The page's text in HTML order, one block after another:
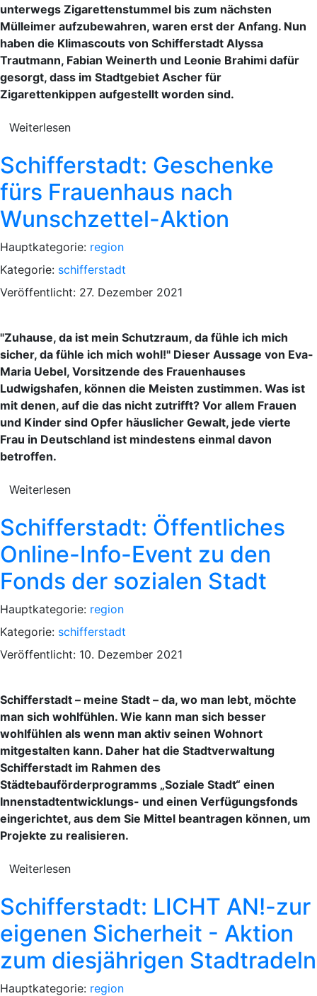
unterwegs Zigarettenstummel bis zum nächsten
Mülleimer aufzubewahren, waren erst der Anfang. Nun
haben die Klimascouts von Schifferstadt Alyssa
Trautmann, Fabian Weinerth und Leonie Brahimi dafür
gesorgt, dass im Stadtgebiet Ascher für
Zigarettenkippen aufgestellt worden sind.
Weiterlesen
Schifferstadt: Geschenke
fürs Frauenhaus nach
Wunschzettel-Aktion
Hauptkategorie: region
Kategorie: schifferstadt
Veröffentlicht: 27. Dezember 2021
"Zuhause, da ist mein Schutzraum, da fühle ich mich
sicher, da fühle ich mich wohl!" Dieser Aussage von Eva-
Maria Uebel, Vorsitzende des Frauenhauses
Ludwigshafen, können die Meisten zustimmen. Was ist
mit denen, auf die das nicht zutrifft? Vor allem Frauen
und Kinder sind Opfer häuslicher Gewalt, jede vierte
Frau in Deutschland ist mindestens einmal davon
betroffen.
Weiterlesen
Schifferstadt: Öffentliches
Online-Info-Event zu den
Fonds der sozialen Stadt
Hauptkategorie: region
Kategorie: schifferstadt
Veröffentlicht: 10. Dezember 2021
Schifferstadt – meine Stadt – da, wo man lebt, möchte
man sich wohlfühlen. Wie kann man sich besser
wohlfühlen als wenn man aktiv seinen Wohnort
mitgestalten kann. Daher hat die Stadtverwaltung
Schifferstadt im Rahmen des
Städtebauförderprogramms „Soziale Stadt“ einen
Innenstadtentwicklungs- und einen Verfügungsfonds
eingerichtet, aus dem Sie Mittel beantragen können, um
Projekte zu realisieren.
Weiterlesen
Schifferstadt: LICHT AN!-zur
eigenen Sicherheit - Aktion
zum diesjährigen Stadtradeln
Hauptkategorie: region